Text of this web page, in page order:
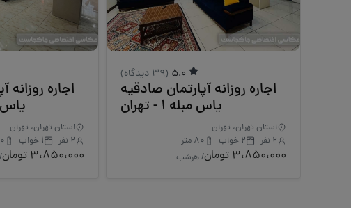
(39 دیدگاه)
اجاره روزانه آپارتمان صادقیه
یاس مبله 1 - تهران
استان تهران، تهران
2 نفر
2 خواب 80 متر
3،850،000 تومان / هرشب
اجاره روزانه
یاس
استان تهران، تهران
2 نفر
1 خواب
3،850،000 تومان